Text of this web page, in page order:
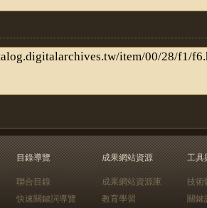
目錄導覽
聯合目錄
快速關鍵詞導覽
成果網站資源
成果網站資源庫
教育學習
工具
技術
關鍵